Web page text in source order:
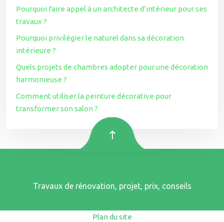
Pourquoi faire appel à un architecte d’intérieur pour ses
travaux ?
Pourquoi privilégier le naturel dans sa décoration
intérieure ?
Quels projets de chambres adopter pour une décoration
harmonieuse ?
Comment utiliser la peinture décorative pour
transformer son salon ?
Travaux de rénovation, projet, prix, conseils
Plan du site